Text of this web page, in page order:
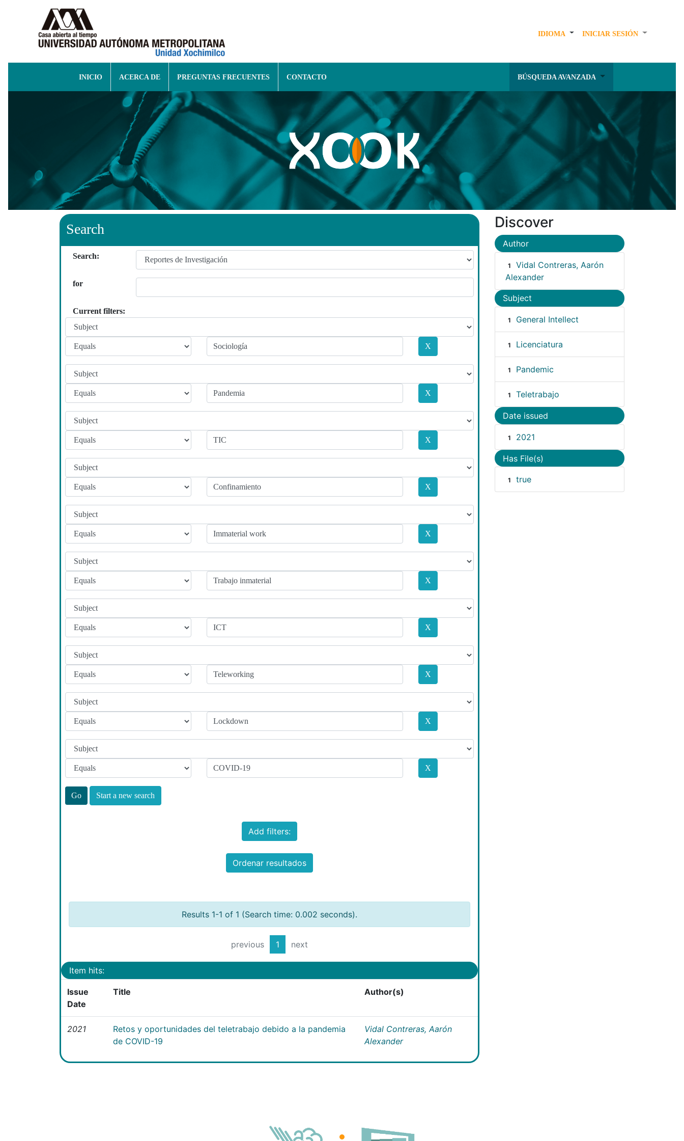
IDIOMA INICIAR SESIÓN
INICIO ACERCA DE PREGUNTAS FRECUENTES CONTACTO BÚSQUEDA AVANZADA
Search
Search:
for
Current filters:
Start a new search
Add filters:
Ordenar resultados
Results 1-1 of 1 (Search time: 0.002 seconds).
previous 1 next
Item hits:
Issue
Date
Title Author(s)
2021
Retos y oportunidades del teletrabajo debido a la pandemia
de COVID-19
Vidal Contreras, Aarón
Alexander
Discover
Author
1
Vidal Contreras, Aarón
Alexander
Subject
1 General Intellect
1 Licenciatura
1 Pandemic
1 Teletrabajo
Date issued
1 2021
Has File(s)
1 true